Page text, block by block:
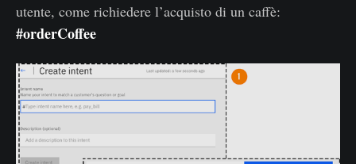
utente, come richiedere l’acquisto di un caffè:
#orderCoffee